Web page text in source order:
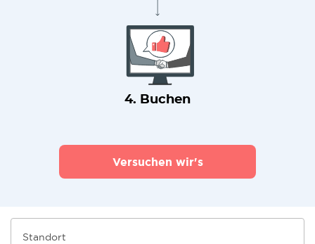
4. Buchen
Versuchen wir's